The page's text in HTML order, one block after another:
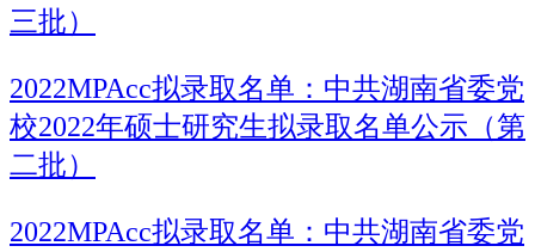
三批）
2022MPAcc拟录取名单：中共湖南省委党
校2022年硕士研究生拟录取名单公示（第
二批）
2022MPAcc拟录取名单：中共湖南省委党